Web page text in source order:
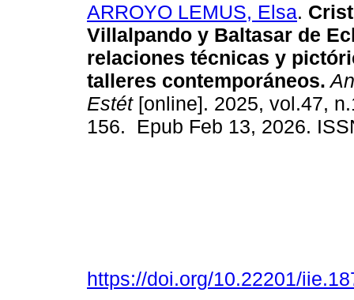
ARROYO LEMUS, Elsa.
Villalpando y Baltasar de
relaciones técnicas y
talleres contemporáneos.
Estét[online]. 2025, vol.47,
156. Epub Feb 13, 2026.
https://doi.org/10.22201/